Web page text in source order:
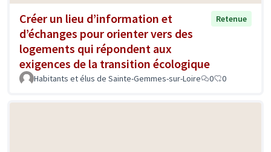
Créer un lieu d’information et
d’échanges pour orienter vers des
logements qui répondent aux
exigences de la transition écologique
Retenue
Habitants et élus de Sainte-Gemmes-sur-Loire 0 0